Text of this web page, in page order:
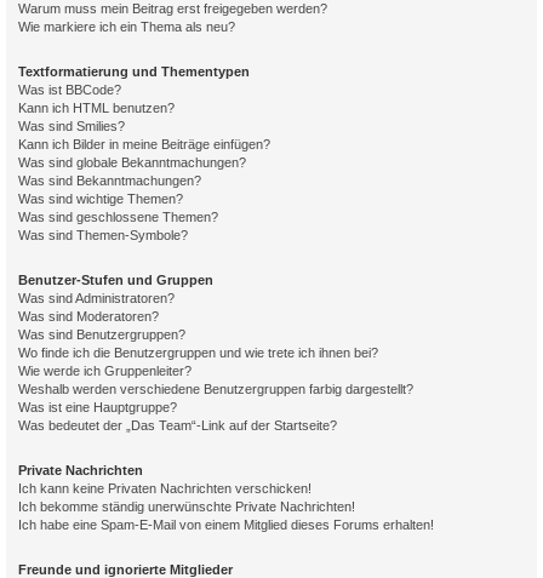
Warum muss mein Beitrag erst freigegeben werden?
Wie markiere ich ein Thema als neu?
Textformatierung und Thementypen
Was ist BBCode?
Kann ich HTML benutzen?
Was sind Smilies?
Kann ich Bilder in meine Beiträge einfügen?
Was sind globale Bekanntmachungen?
Was sind Bekanntmachungen?
Was sind wichtige Themen?
Was sind geschlossene Themen?
Was sind Themen-Symbole?
Benutzer-Stufen und Gruppen
Was sind Administratoren?
Was sind Moderatoren?
Was sind Benutzergruppen?
Wo finde ich die Benutzergruppen und wie trete ich ihnen bei?
Wie werde ich Gruppenleiter?
Weshalb werden verschiedene Benutzergruppen farbig dargestellt?
Was ist eine Hauptgruppe?
Was bedeutet der „Das Team“-Link auf der Startseite?
Private Nachrichten
Ich kann keine Privaten Nachrichten verschicken!
Ich bekomme ständig unerwünschte Private Nachrichten!
Ich habe eine Spam-E-Mail von einem Mitglied dieses Forums erhalten!
Freunde und ignorierte Mitglieder